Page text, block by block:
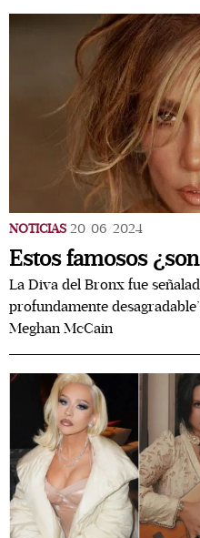
NOTICIAS 20/06/2024
Estos famosos
La Diva del Bronx fue
profundamente
Meghan McCain